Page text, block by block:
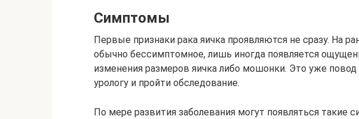
Симптомы
Первые признаки рака яичка проявляются не сразу. На
обычно бессимптомное, лишь иногда появляется
изменения размеров яичка либо мошонки. Это уже
урологу и пройти обследование.
По мере развития заболевания могут появляться такие